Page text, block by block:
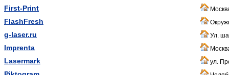
First-Print
FlashFresh
g-laser.ru Ул.
Imprenta
Lasermark ул.